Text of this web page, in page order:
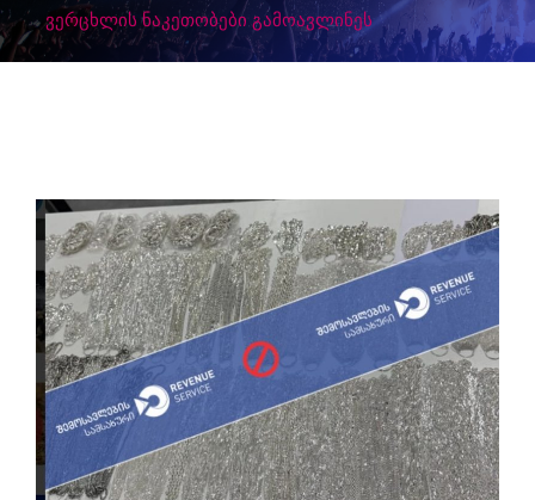
ვერცხლის ნაკეთობები გამოავლინეს